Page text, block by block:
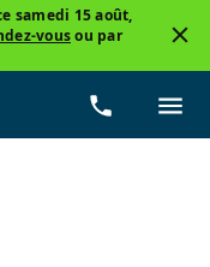
samedi 15 août,
vousou par